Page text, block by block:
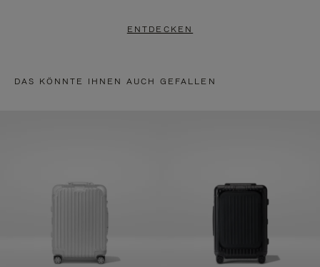
ENTDECKEN
DAS KÖNNTE IHNEN AUCH GEFALLEN